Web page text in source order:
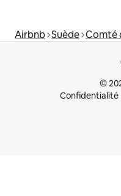
Airbnb Suède Comté
©
Confidentialité